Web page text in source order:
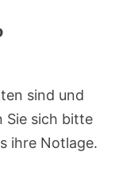
sind und
Sie sich bitte
ihre Notlage.